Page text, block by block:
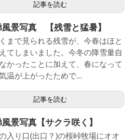
記事を読む
風景写真 【残雪と猛暑】
まで見られる残雪が、今春はほと
てしまいました。今冬の降雪量自
かったことに加えて、春になって
温が上がったためで...
記事を読む
景写真【サクラ咲く】
入り口(出口？)の桜峠牧場にオオ